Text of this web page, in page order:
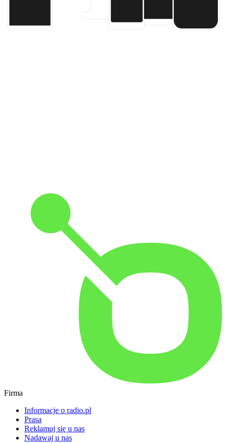
Firma
Informacje o radio.pl
Prasa
Reklamuj się u nas
Nadawaj u nas